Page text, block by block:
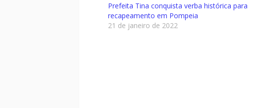
Prefeita Tina conquista verba histórica para
recapeamento em Pompeia
21 de janeiro de 2022